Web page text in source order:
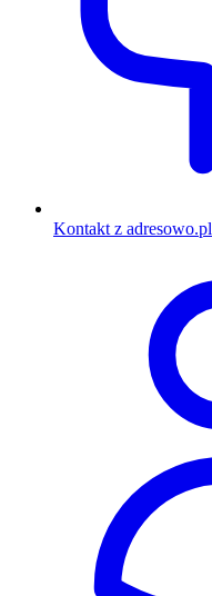
Kontakt z adresowo.pl